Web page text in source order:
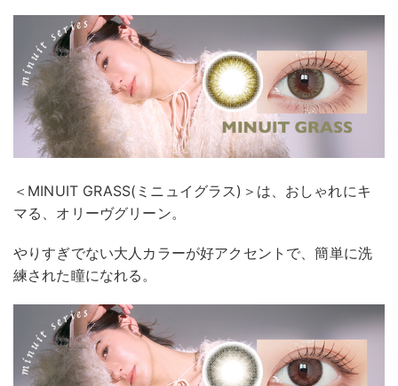
＜MINUIT GRASS(ミニュイグラス)＞は、おしゃれにキ
マる、オリーヴグリーン。
やりすぎでない大人カラーが好アクセントで、簡単に洗
練された瞳になれる。